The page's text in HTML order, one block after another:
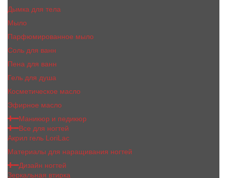
Дымка для тела
Мыло
Парфюмированное мыло
Соль для ванн
Пена для ванн
Гель для душа
Косметическое масло
Эфирное масло
Маникюр и педикюр
Все для ногтей
Акрил гель LoriLac
Материалы для наращивания ногтей
Дизайн ногтей
Зеркальная втирка